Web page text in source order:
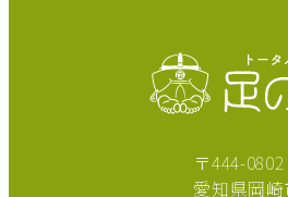
〒444-0802
愛知県岡